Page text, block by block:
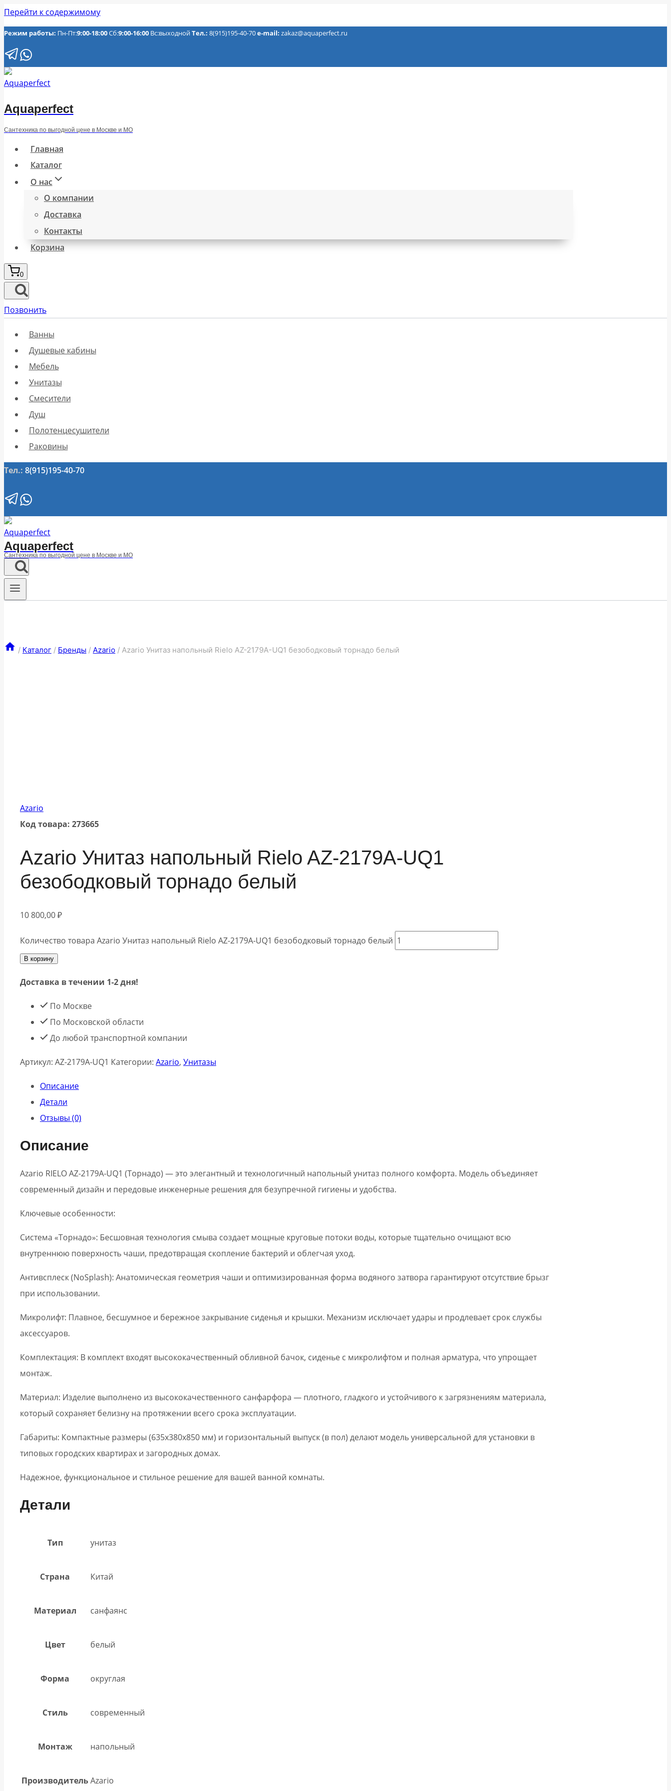
Перейти к содержимому
Режим работы: Пн-Пт:9:00-18:00Сб:9:00-16:00 Вс:выходнойТел.: 8(915)195-40-70e-mail: zakaz@aquaperfect.ru
Aquaperfect
Сантехника по выгодной цене в Москве и МО
Главная
Каталог
О нас
О компании
Доставка
Контакты
Корзина
0
Позвонить
Ванны
Душевые кабины
Мебель
Унитазы
Смесители
Душ
Полотенцесушители
Раковины
Тел.: 8(915)195-40-70
Aquaperfect
Сантехника по выгодной цене в Москве и МО
/ Каталог / Бренды / Azario / Azario Унитаз напольный Rielo AZ-2179A-UQ1 безободковый торнадо белый
Azario
Код товара: 273665
Azario Унитаз напольный Rielo AZ-2179A-UQ1
безободковый торнадо белый
10 800,00₽
Количество товара Azario Унитаз напольный Rielo AZ-2179A-UQ1 безободковый торнадо белый
В корзину
Доставка в течении 1-2 дня!
По Москве
По Московской области
До любой транспортной компании
Артикул: AZ-2179A-UQ1 Категории: Azario, Унитазы
Описание
Детали
Отзывы (0)
Описание
Azario RIELO AZ-2179A-UQ1 (Торнадо) — это элегантный и технологичный напольный унитаз полного комфорта. Модель объединяет
современный дизайн и передовые инженерные решения для безупречной гигиены и удобства.
Ключевые особенности:
Система «Торнадо»: Бесшовная технология смыва создает мощные круговые потоки воды, которые тщательно очищают всю
внутреннюю поверхность чаши, предотвращая скопление бактерий и облегчая уход.
Антивсплеск (NoSplash): Анатомическая геометрия чаши и оптимизированная форма водяного затвора гарантируют отсутствие брызг
при использовании.
Микролифт: Плавное, бесшумное и бережное закрывание сиденья и крышки. Механизм исключает удары и продлевает срок службы
аксессуаров.
Комплектация: В комплект входят высококачественный обливной бачок, сиденье с микролифтом и полная арматура, что упрощает
монтаж.
Материал: Изделие выполнено из высококачественного санфарфора — плотного, гладкого и устойчивого к загрязнениям материала,
который сохраняет белизну на протяжении всего срока эксплуатации.
Габариты: Компактные размеры (635x380x850 мм) и горизонтальный выпуск (в пол) делают модель универсальной для установки в
типовых городских квартирах и загородных домах.
Надежное, функциональное и стильное решение для вашей ванной комнаты.
Детали
Тип унитаз
Страна Китай
Материал санфаянс
Цвет белый
Форма округлая
Стиль современный
Монтаж напольный
ПроизводительAzario